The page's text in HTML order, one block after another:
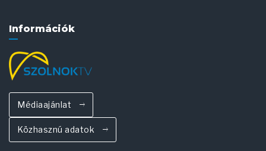
Információk
Médiaajánlat
Közhasznú adatok